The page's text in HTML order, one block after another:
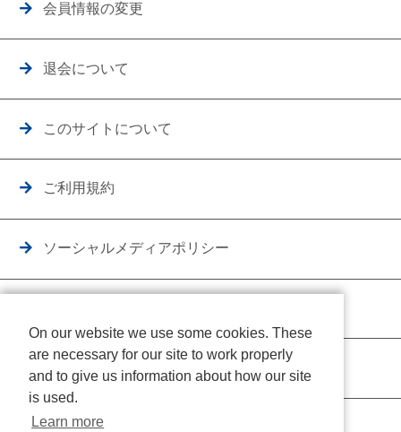
会員情報の変更
退会について
このサイトについて
ご利用規約
ソーシャルメディアポリシー
クッキーポリシー
On our website we use some cookies. These
are necessary for our site to work properly
and to give us information about how our site
is used.
Learn more